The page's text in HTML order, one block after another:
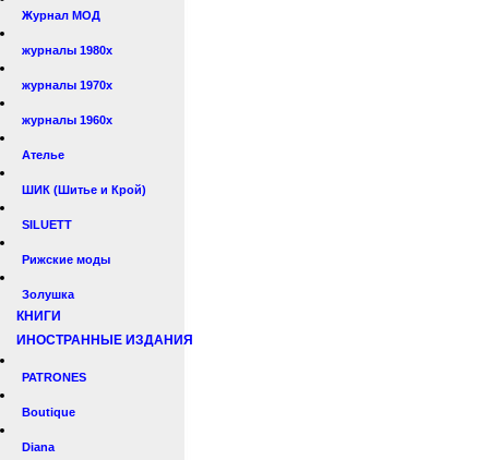
Журнал МОД
журналы 1980х
журналы 1970х
журналы 1960х
Ателье
ШИК (Шитье и Крой)
SILUETT
Рижские моды
Золушка
КНИГИ
ИНОСТРАННЫЕ ИЗДАНИЯ
PATRONES
Boutique
Diana